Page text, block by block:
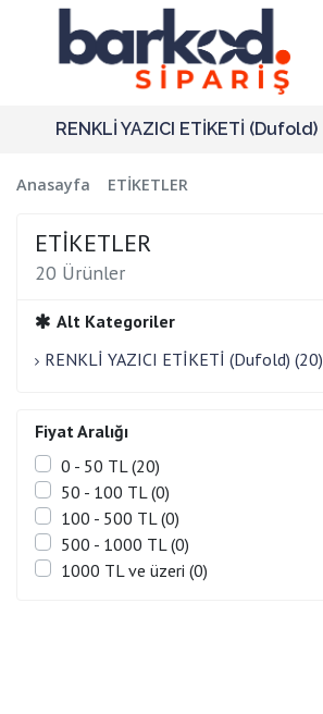
RENKLİ YAZICI ETİKETİ (Dufold)
Anasayfa ETİKETLER
ETİKETLER
20 Ürünler
Alt Kategoriler
RENKLİ YAZICI ETİKETİ (Dufold) (20)
Fiyat Aralığı
0 - 50 TL (20)
50 - 100 TL (0)
100 - 500 TL (0)
500 - 1000 TL (0)
1000 TL ve üzeri (0)